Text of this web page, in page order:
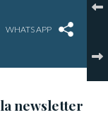
newsletter